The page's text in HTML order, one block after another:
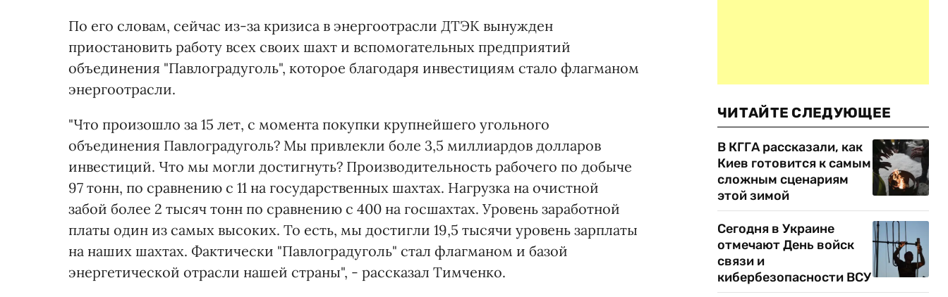
По его словам, сейчас из-за кризиса в энергоотрасли ДТЭК вынужден
приостановить работу всех своих шахт и вспомогательных предприятий
объединения "Павлоградуголь", которое благодаря инвестициям стало флагманом
энергоотрасли.
"Что произошло за 15 лет, с момента покупки крупнейшего угольного
объединения Павлоградуголь? Мы привлекли боле 3,5 миллиардов долларов
инвестиций. Что мы могли достигнуть? Производительность рабочего по добыче
97 тонн, по сравнению с 11 на государственных шахтах. Нагрузка на очистной
забой более 2 тысяч тонн по сравнению с 400 на госшахтах. Уровень заработной
платы один из самых высоких. То есть, мы достигли 19,5 тысячи уровень зарплаты
на наших шахтах. Фактически "Павлоградуголь" стал флагманом и базой
энергетической отрасли нашей страны", - рассказал Тимченко.
ЧИТАЙТЕ СЛЕДУЮЩЕЕ
В КГГА рассказали, как
Киев готовится к самым
сложным сценариям
этой зимой
Сегодня в Украине
отмечают День войск
связи и
кибербезопасности ВСУ